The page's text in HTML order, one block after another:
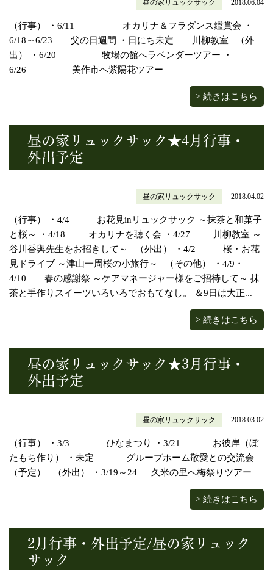
昼の家リュックサック 2018.06.04
（行事） ・6/11 オカリナ＆フラダンス鑑賞会 ・
6/18～6/23 父の日週間 ・日にち未定 川柳教室 （外
出） ・6/20 牧場の館へラベンダーツアー ・
6/26 美作市へ紫陽花ツアー
> 続きはこちら
昼の家リュックサック★4月行事・
外出予定
昼の家リュックサック 2018.04.02
（行事） ・4/4 お花見inリュックサック ～抹茶と和菓子
と桜～ ・4/18 オカリナを聴く会 ・4/27 川柳教室 ～
谷川香與先生をお招きして～ （外出） ・4/2 桜・お花
見ドライブ ～津山一周桜の小旅行～ （その他） ・4/9・
4/10 春の感謝祭 ～ケアマネージャー様をご招待して～ 抹
茶と手作りスイーツいろいろでおもてなし。 ＆9日は大正...
> 続きはこちら
昼の家リュックサック★3月行事・
外出予定
昼の家リュックサック 2018.03.02
（行事） ・3/3 ひなまつり ・3/21 お彼岸（ぼ
たもち作り） ・未定 グループホーム敬愛との交流会
（予定） （外出） ・3/19～24 久米の里へ梅祭りツアー
> 続きはこちら
2月行事・外出予定/昼の家リュック
サック